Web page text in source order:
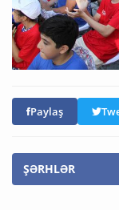
Paylaş
ŞƏRHLƏR